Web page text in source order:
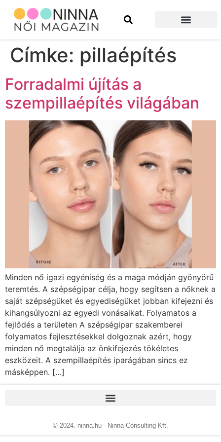
Címke: pillaépítés
Forradalmi újítás a
szempillaépítés világában
Minden nő igazi egyéniség és a maga módján gyönyörű
teremtés. A szépségipar célja, hogy segítsen a nőknek a
saját szépségüket és egyediségüket jobban kifejezni és
kihangsúlyozni az egyedi vonásaikat. Folyamatos a
fejlődés a területen A szépségipar szakemberei
folyamatos fejlesztésekkel dolgoznak azért, hogy
minden nő megtalálja az önkifejezés tökéletes
eszközeit. A szempillaépítés iparágában sincs ez
másképpen. […]
© 2024. ninna.hu - Ninna Consulting Kft.